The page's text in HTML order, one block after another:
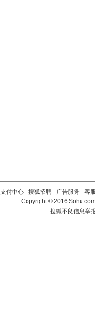
支付中心 - 搜狐招聘 - 广告服务 - 客
Copyright©2016
搜狐不良信息举